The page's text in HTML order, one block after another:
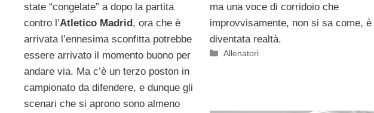
ma una voce di corridoio che
improvvisamente, non si sa come, è
diventata realtà.
Categorie
Allenatori
state “congelate” a dopo la partita
contro l’Atletico Madrid, ora che è
arrivata l’ennesima sconfitta potrebbe
essere arrivato il momento buono per
andare via. Ma c’è un terzo poston in
campionato da difendere, e dunque gli
scenari che si aprono sono almeno